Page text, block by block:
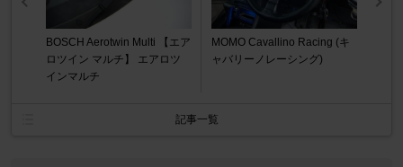
BOSCH Aerotwin Multi 【エア
ロツイン マルチ】 エアロツ
インマルチ
MOMO Cavallino Racing (キ
ャバリーノレーシング)
記事一覧